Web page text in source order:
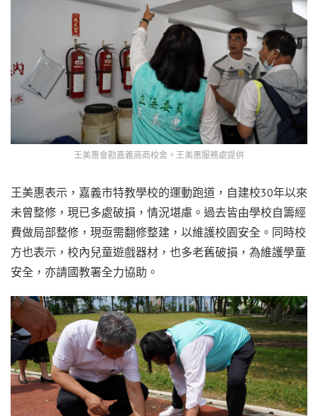
王美惠會勘嘉義高商校舍。王美惠服務處提供
王美惠表示，嘉義市特教學校的運動跑道，自建校30年以來
未曾整修，現已多處破損，情況堪慮。過去皆由學校自籌經
費做局部整修，現亟需翻修整建，以維護校園安全。同時校
方也表示，校內兒童遊戲器材，也多老舊破損，為維護學童
安全，亦請國教署全力協助。